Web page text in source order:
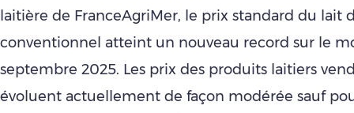
laitière de FranceAgriMer, le prix standard du lait
conventionnel atteint un nouveau record sur le
septembre 2025. Les prix des produits laitiers
évoluent actuellement de façon modérée sauf